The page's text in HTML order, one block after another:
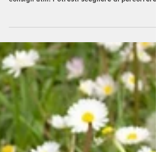
Via della Lana e della Seta, o un altro
in ogni caso è bene partire da
un'organizzazione chiara e completa.